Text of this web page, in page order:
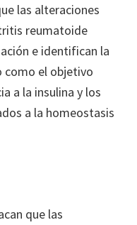
las alteraciones
reumatoide
e identifican la
como el objetivo
a la insulina y los
a la homeostasis
que las